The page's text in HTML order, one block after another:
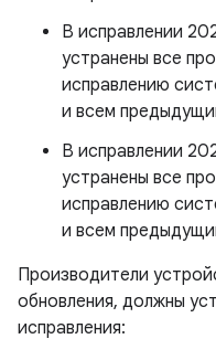
В исправлении
устранены все
исправлению
и всем
В исправлении
устранены все
исправлению
и всем
Производители
обновления, должны
исправления: